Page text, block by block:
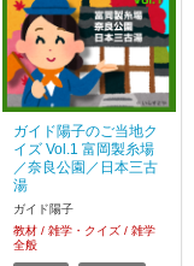
ガイド陽子のご当地ク
イズ Vol.1 富岡製糸場
／奈良公園／日本三古
湯
ガイド陽子
教材 / 雑学・クイズ / 雑学
全般